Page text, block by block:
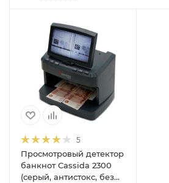
5
Просмотровый детектор
банкнот Cassida 2300
(серый, антистокс, без